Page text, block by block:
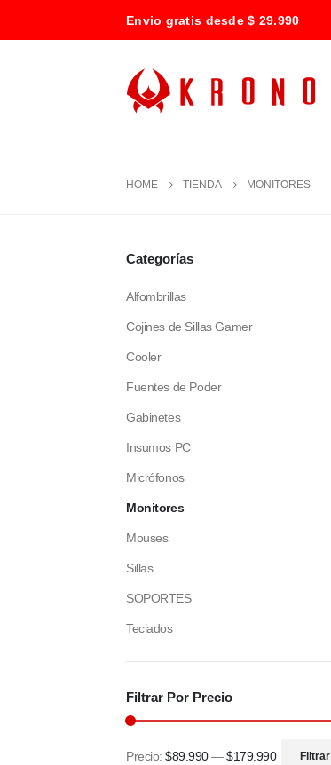
Envio gratis desde $ 29.990
HOME TIENDA MONITORES
Categorías
Alfombrillas
Cojines de Sillas Gamer
Cooler
Fuentes de Poder
Gabinetes
Insumos PC
Micrófonos
Monitores
Mouses
Sillas
SOPORTES
Teclados
Filtrar Por Precio
Filtrar
Precio:$89.990—$179.990